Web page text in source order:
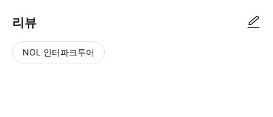
리뷰
NOL 인터파크투어